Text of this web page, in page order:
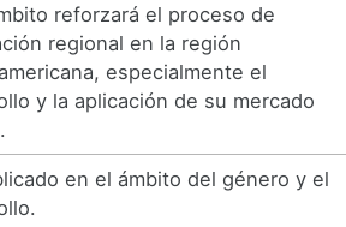
reforzará el proceso de
regional en la región
especialmente el
y la aplicación de su mercado
en el ámbito del género y el